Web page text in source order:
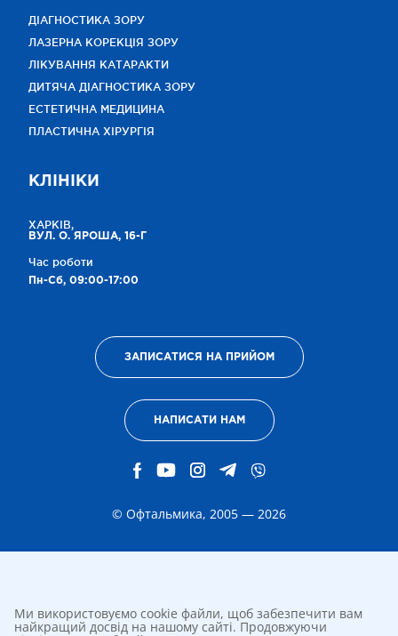
ДІАГНОСТИКА ЗОРУ
ЛАЗЕРНА КОРЕКЦІЯ ЗОРУ
ЛІКУВАННЯ КАТАРАКТИ
ДИТЯЧА ДІАГНОСТИКА ЗОРУ
ЕСТЕТИЧНА МЕДИЦИНА
ПЛАСТИЧНА ХІРУРГІЯ
КЛІНІКИ
ХАРКІВ,
ВУЛ. О. ЯРОША, 16-Г
Час роботи
Пн-Сб, 09:00-17:00
ЗАПИСАТИСЯ НА ПРИЙОМ
НАПИСАТИ НАМ
© Офтальмика, 2005 — 2026
Ми використовуємо cookie файли, щоб забезпечити вам
найкращий досвід на нашому сайті. Продовжуючи